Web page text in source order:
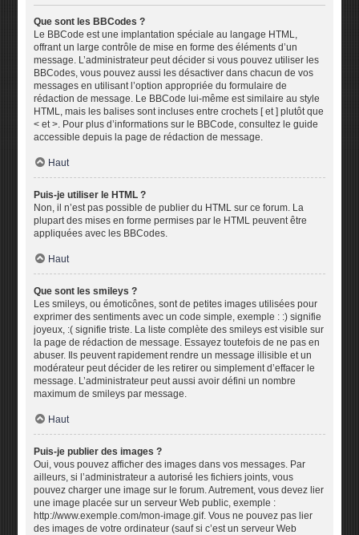
Que sont les BBCodes ?
Le BBCode est une implantation spéciale au langage HTML,
offrant un large contrôle de mise en forme des éléments d’un
message. L’administrateur peut décider si vous pouvez utiliser les
BBCodes, vous pouvez aussi les désactiver dans chacun de vos
messages en utilisant l’option appropriée du formulaire de
rédaction de message. Le BBCode lui-même est similaire au style
HTML, mais les balises sont incluses entre crochets [ et ] plutôt que
< et >. Pour plus d’informations sur le BBCode, consultez le guide
accessible depuis la page de rédaction de message.
Haut
Puis-je utiliser le HTML ?
Non, il n’est pas possible de publier du HTML sur ce forum. La
plupart des mises en forme permises par le HTML peuvent être
appliquées avec les BBCodes.
Haut
Que sont les smileys ?
Les smileys, ou émoticônes, sont de petites images utilisées pour
exprimer des sentiments avec un code simple, exemple : :) signifie
joyeux, :( signifie triste. La liste complète des smileys est visible sur
la page de rédaction de message. Essayez toutefois de ne pas en
abuser. Ils peuvent rapidement rendre un message illisible et un
modérateur peut décider de les retirer ou simplement d’effacer le
message. L’administrateur peut aussi avoir défini un nombre
maximum de smileys par message.
Haut
Puis-je publier des images ?
Oui, vous pouvez afficher des images dans vos messages. Par
ailleurs, si l’administrateur a autorisé les fichiers joints, vous
pouvez charger une image sur le forum. Autrement, vous devez lier
une image placée sur un serveur Web public, exemple :
http://www.exemple.com/mon-image.gif. Vous ne pouvez pas lier
des images de votre ordinateur (sauf si c’est un serveur Web